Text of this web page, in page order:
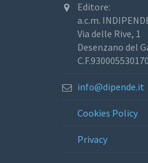
Editore:
a.c.m.
Via delle Rive, 1
Desenzano del
C.F.930005530170
info@dipende.it
Cookies Policy
Privacy